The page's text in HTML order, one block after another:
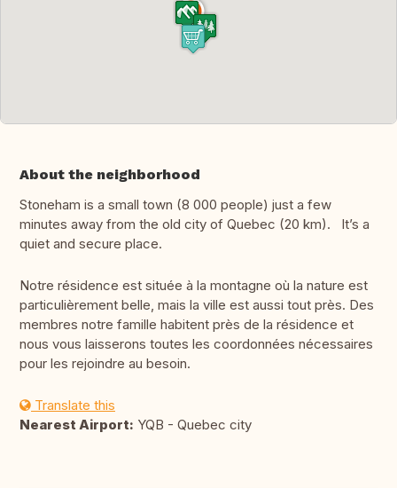
About the neighborhood
Stoneham is a small town (8 000 people) just a few
minutes away from the old city of Quebec (20 km). It’s a
quiet and secure place.
Notre résidence est située à la montagne où la nature est
particulièrement belle, mais la ville est aussi tout près. Des
membres notre famille habitent près de la résidence et
nous vous laisserons toutes les coordonnées nécessaires
pour les rejoindre au besoin.
Translate this
Nearest Airport: YQB - Quebec city